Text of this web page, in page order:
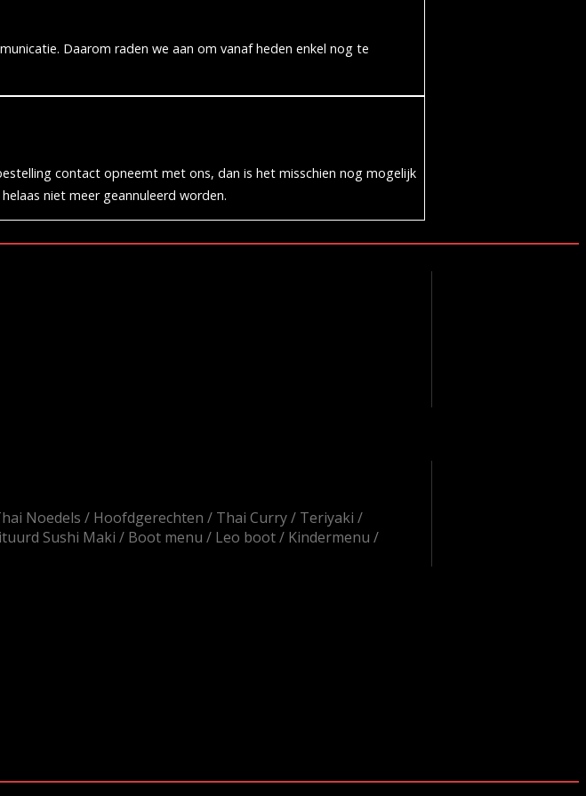
Daarom raden we aan om vanaf heden enkel nog te
contact opneemt met ons, dan is het misschien nog mogelijk
niet meer geannuleerd worden.
Noedels Hoofdgerechten Thai Curry
Teriyaki
Sushi Maki Boot menu Leo boot
Kindermenu